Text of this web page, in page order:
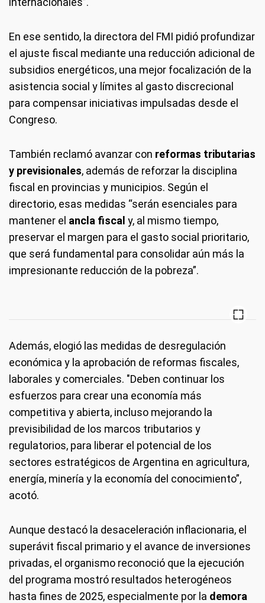
En ese sentido, la directora del FMI pidió profundizar
el ajuste fiscal mediante una reducción adicional de
subsidios energéticos, una mejor focalización de la
asistencia social y límites al gasto discrecional
para compensar iniciativas impulsadas desde el
Congreso.
También reclamó avanzar con reformas tributarias
y previsionales, además de reforzar la disciplina
fiscal en provincias y municipios. Según el
directorio, esas medidas “serán esenciales para
mantener el ancla fiscal y, al mismo tiempo,
preservar el margen para el gasto social prioritario,
que será fundamental para consolidar aún más la
impresionante reducción de la pobreza”.
Además, elogió las medidas de desregulación
económica y la aprobación de reformas fiscales,
laborales y comerciales. "Deben continuar los
esfuerzos para crear una economía más
competitiva y abierta, incluso mejorando la
previsibilidad de los marcos tributarios y
regulatorios, para liberar el potencial de los
sectores estratégicos de Argentina en agricultura,
energía, minería y la economía del conocimiento”,
acotó.
Aunque destacó la desaceleración inflacionaria, el
superávit fiscal primario y el avance de inversiones
privadas, el organismo reconoció que la ejecución
del programa mostró resultados heterogéneos
hasta fines de 2025, especialmente por la demora